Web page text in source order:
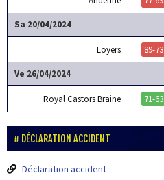
Sa 20/04/2024
Loyers 89-73
Ve 26/04/2024
Royal Castors Braine 71-63
DÉCLARATION ACCIDENT
Déclaration accident